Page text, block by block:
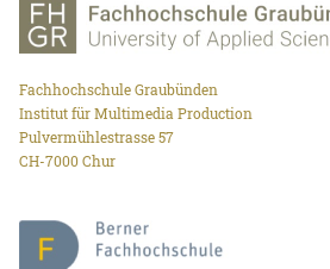
Fachhochschule Graubünden
Institut für Multimedia Production
Pulvermühlestrasse 57
CH-7000 Chur